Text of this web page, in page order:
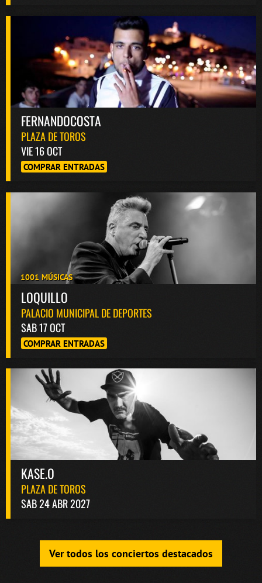
FERNANDOCOSTA
PLAZA DE TOROS
VIE 16 OCT
COMPRAR ENTRADAS
1001 MÚSICAS
LOQUILLO
PALACIO MUNICIPAL DE DEPORTES
SAB 17 OCT
COMPRAR ENTRADAS
KASE.O
PLAZA DE TOROS
SAB 24 ABR 2027
Ver todos los conciertos destacados